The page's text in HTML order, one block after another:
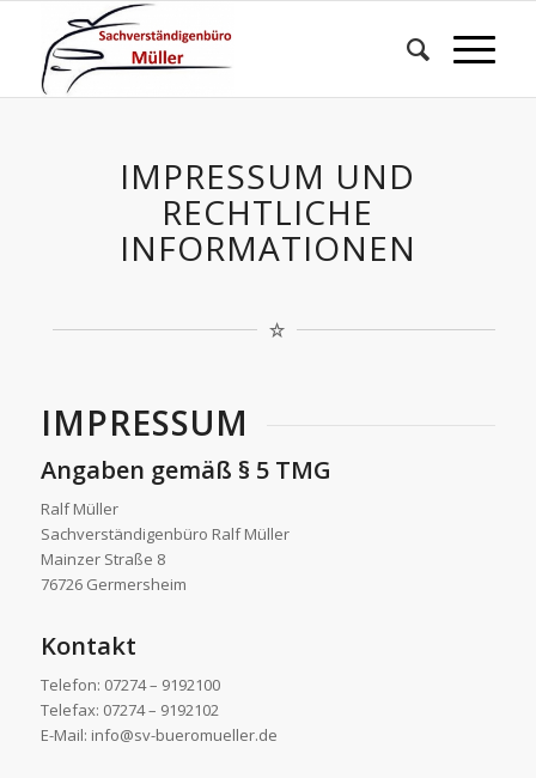
IMPRESSUM UND
RECHTLICHE
INFORMATIONEN
IMPRESSUM
Angaben gemäß § 5 TMG
Ralf Müller
Sachverständigenbüro Ralf Müller
Mainzer Straße 8
76726 Germersheim
Kontakt
Telefon: 07274 – 9192100
Telefax: 07274 – 9192102
E-Mail: info@sv-bueromueller.de